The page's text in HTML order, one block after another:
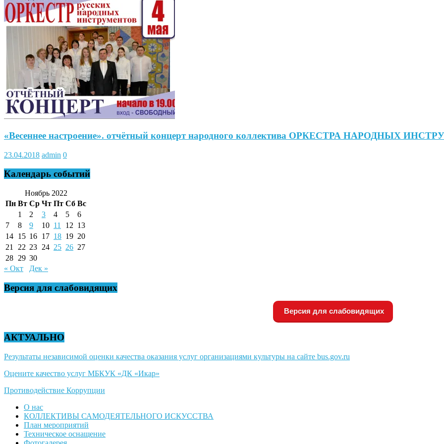
«Весеннее настроение». отчётный концерт народного коллектива ОРКЕСТРА НАРОДНЫХ
23.04.2018 admin 0
Календарь событий
Ноябрь 2022
Пн Вт Ср Чт Пт Сб Вс
1
2 3 4 5
6
7
8 9 10 11 12 13
14 15 16 17 18 19 20
21
22 23 24 25 26 27
28 29 30
« Окт
Дек »
Версия для слабовидящих
Версия для слабовидящих
АКТУАЛЬНО
Результаты независимой оценки качества оказания услуг организациями культуры на сайте bus.gov.ru
Оцените качество услуг МБКУК «ДК «Икар»
Противодействие Коррупции
О нас
КОЛЛЕКТИВЫ САМОДЕЯТЕЛЬНОГО ИСКУССТВА
План мероприятий
Техническое оснащение